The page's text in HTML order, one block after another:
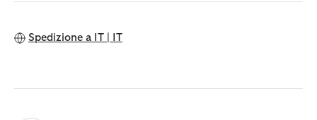
Spedizione a IT | IT